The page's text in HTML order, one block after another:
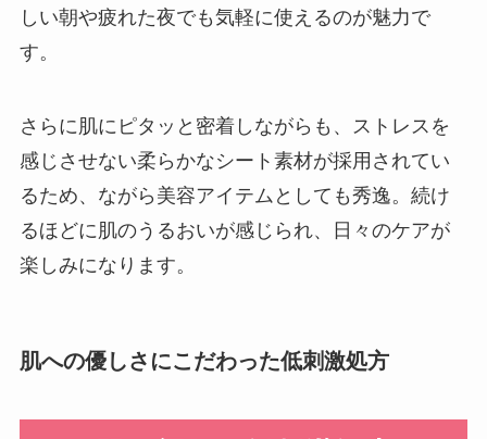
しい朝や疲れた夜でも気軽に使えるのが魅力で
す。
さらに肌にピタッと密着しながらも、ストレスを
感じさせない柔らかなシート素材が採用されてい
るため、ながら美容アイテムとしても秀逸。続け
るほどに肌のうるおいが感じられ、日々のケアが
楽しみになります。
肌への優しさにこだわった低刺激処方